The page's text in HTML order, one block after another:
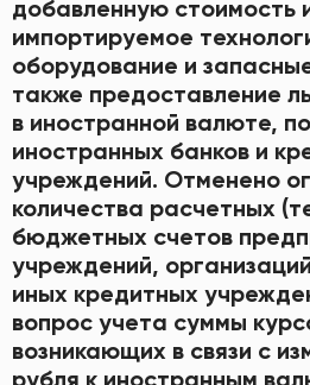
добавленную стоимость
импортируемое
оборудование и
также предоставление
в иностранной валюте,
иностранных банков и
учреждений. Отменено
количества расчетных
бюджетных счетов
учреждений,
иных кредитных
вопрос учета суммы
возникающих в связи с
рубля к иностранным